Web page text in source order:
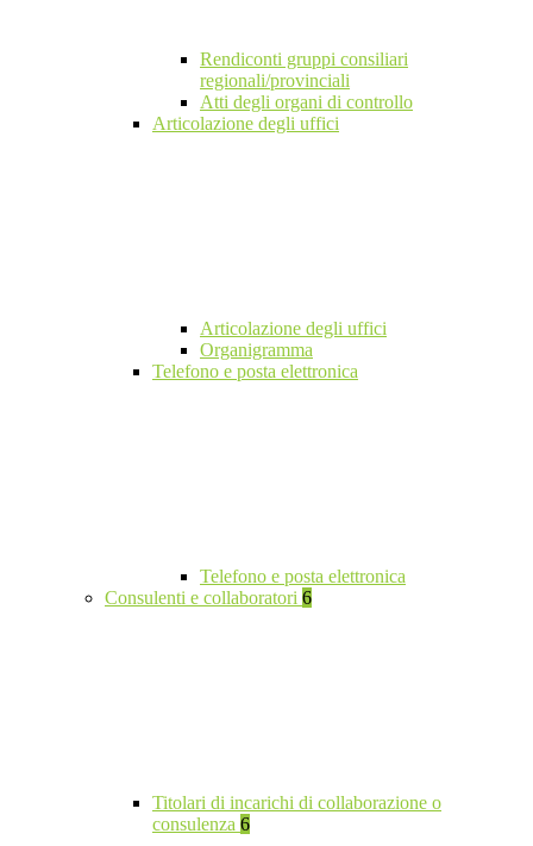
Rendiconti gruppi consiliari
regionali/provinciali
Atti degli organi di controllo
Articolazione degli uffici
Articolazione degli uffici
Organigramma
Telefono e posta elettronica
Telefono e posta elettronica
Consulenti e collaboratori 6
Titolari di incarichi di collaborazione o
consulenza 6